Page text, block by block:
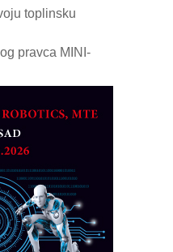
toplinsku
pravca MINI-
Robotika vođena
PANEL-OM
i brzo
prototipova